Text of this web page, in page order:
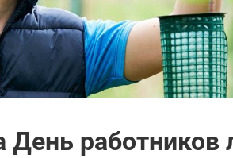
работников